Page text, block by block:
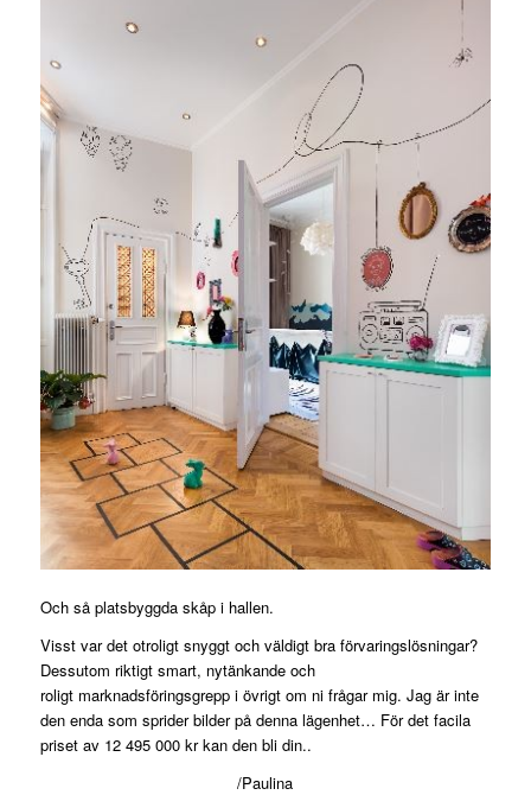
Och så platsbyggda skåp i hallen.
Visst var det otroligt snyggt och väldigt bra förvaringslösningar?
Dessutom riktigt smart, nytänkande och
roligt marknadsföringsgrepp i övrigt om ni frågar mig. Jag är inte
den enda som sprider bilder på denna lägenhet… För det facila
priset av 12 495 000 kr kan den bli din..
/Paulina